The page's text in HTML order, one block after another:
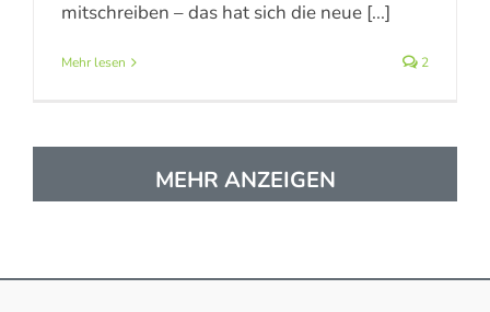
mitschreiben – das hat sich die neue [...]
Mehr lesen 2